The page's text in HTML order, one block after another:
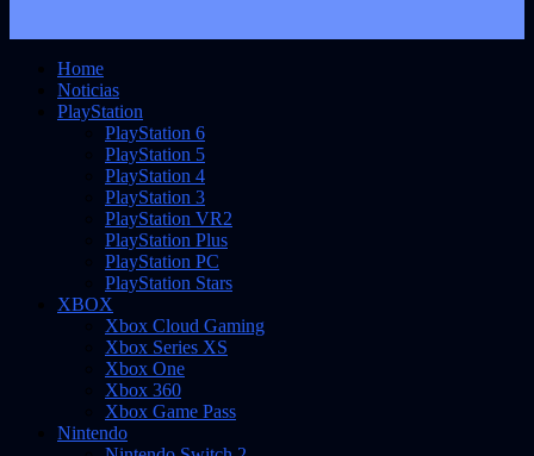
Home
Noticias
PlayStation
PlayStation 6
PlayStation 5
PlayStation 4
PlayStation 3
PlayStation VR2
PlayStation Plus
PlayStation PC
PlayStation Stars
XBOX
Xbox Cloud Gaming
Xbox Series XS
Xbox One
Xbox 360
Xbox Game Pass
Nintendo